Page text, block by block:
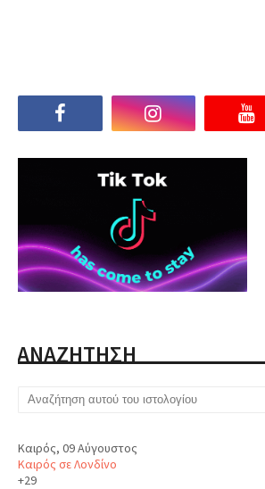
ΑΝΑΖΗΤΗΣΗ
Καιρός, 09 Αύγουστος
Καιρός σε Λονδίνο
+29